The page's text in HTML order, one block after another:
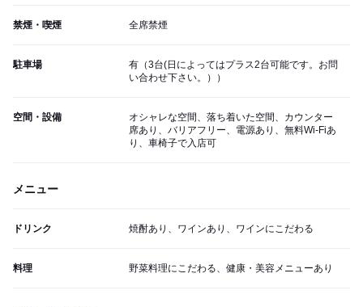
禁煙・喫煙 全席禁煙
駐車場
有（3台(日によってはプラス2台可能です。お問
い合わせ下さい。））
空間・設備
オシャレな空間、落ち着いた空間、カウンター
席あり、バリアフリー、電源あり、無料Wi-Fiあ
り、車椅子で入店可
メニュー
ドリンク 焼酎あり、ワインあり、ワインにこだわる
料理 野菜料理にこだわる、健康・美容メニューあり